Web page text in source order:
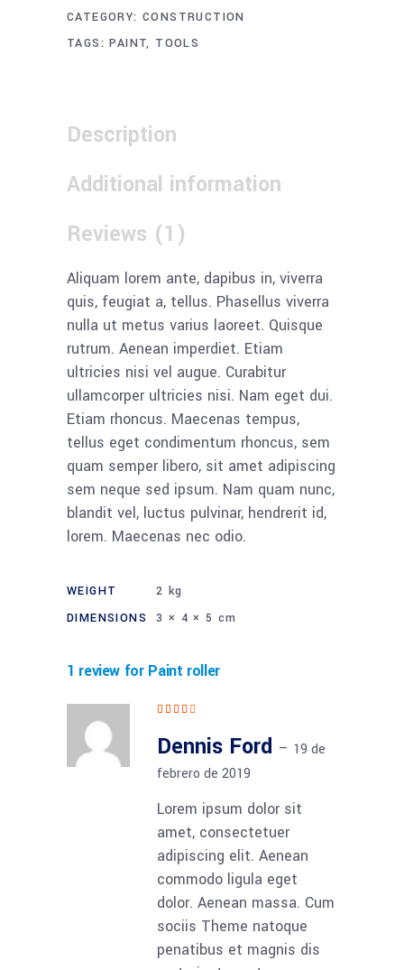
CATEGORY:CONSTRUCTION
TAGS:PAINT, TOOLS
Description
Additional information
Reviews (1)
Aliquam lorem ante, dapibus in, viverra
quis, feugiat a, tellus. Phasellus viverra
nulla ut metus varius laoreet. Quisque
rutrum. Aenean imperdiet. Etiam
ultricies nisi vel augue. Curabitur
ullamcorper ultricies nisi. Nam eget dui.
Etiam rhoncus. Maecenas tempus,
tellus eget condimentum rhoncus, sem
quam semper libero, sit amet adipiscing
sem neque sed ipsum. Nam quam nunc,
blandit vel, luctus pulvinar, hendrerit id,
lorem. Maecenas nec odio.
WEIGHT
2 kg
DIMENSIONS
3 × 4 × 5 cm
1 review for Paint roller
Dennis Ford – 19 de
febrero de 2019
Lorem ipsum dolor sit
amet, consectetuer
adipiscing elit. Aenean
commodo ligula eget
dolor. Aenean massa. Cum
sociis Theme natoque
penatibus et magnis dis